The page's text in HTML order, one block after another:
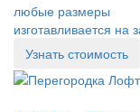
любые размеры
изготавливается на
Узнать стоимость